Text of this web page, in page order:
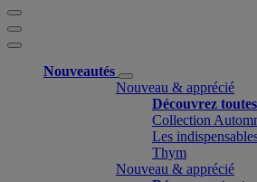
Nouveautés
Nouveau & apprécié
Découvrez
Collection
Les
Thym
Nouveau & apprécié